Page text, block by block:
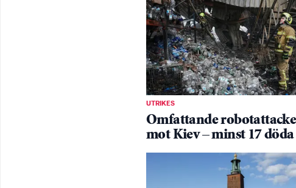
UTRIKES
Omfattande
mot Kiev – minst 17 döda